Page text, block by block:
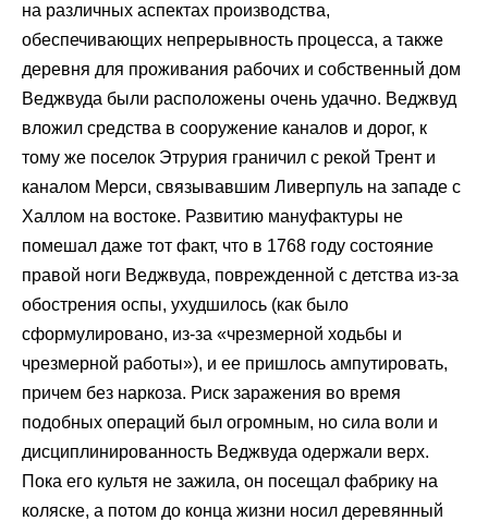
на различных аспектах производства,
обеспечивающих непрерывность процесса, а также
деревня для проживания рабочих и собственный дом
Веджвуда были расположены очень удачно. Веджвуд
вложил средства в сооружение каналов и дорог, к
тому же поселок Этрурия граничил с рекой Трент и
каналом Мерси, связывавшим Ливерпуль на западе с
Халлом на востоке. Развитию мануфактуры не
помешал даже тот факт, что в 1768 году состояние
правой ноги Веджвуда, поврежденной с детства из-за
обострения оспы, ухудшилось (как было
сформулировано, из-за «чрезмерной ходьбы и
чрезмерной работы»), и ее пришлось ампутировать,
причем без наркоза. Риск заражения во время
подобных операций был огромным, но сила воли и
дисциплинированность Веджвуда одержали верх.
Пока его культя не зажила, он посещал фабрику на
коляске, а потом до конца жизни носил деревянный